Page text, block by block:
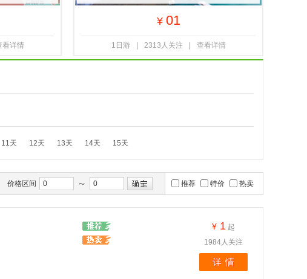
看详情
¥ 01
1日游 2313人关注 查看详情
11天 12天 13天 14天 15天
推荐 特价 热卖
价格区间 ～
¥ 1 起
1984人关注